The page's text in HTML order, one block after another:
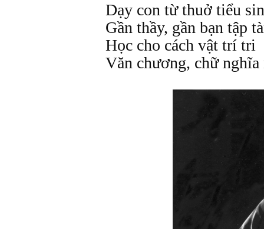
Dạy con từ thuở tiểu
Gần thầy, gần bạn tập
Học cho cách vật trí tri
Văn chương, chữ